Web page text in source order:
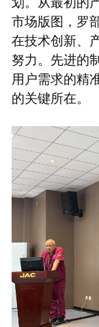
市场版图，罗
在技术创新、
努力。先进的
用户需求的精
的关键所在。